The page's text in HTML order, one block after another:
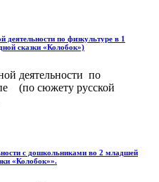
деятельности по физкультуре в 1
сказки «Колобок»)
деятельности по
(по сюжету русской
с дошкольниками во 2 младшей
«Колобок»».